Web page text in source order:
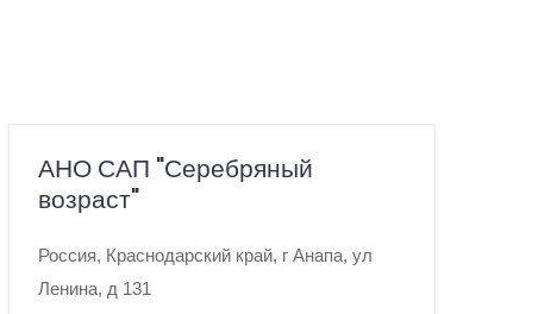
АНО САП "Серебряный
возраст"
Россия, Краснодарский край, г Анапа, ул
Ленина, д 131